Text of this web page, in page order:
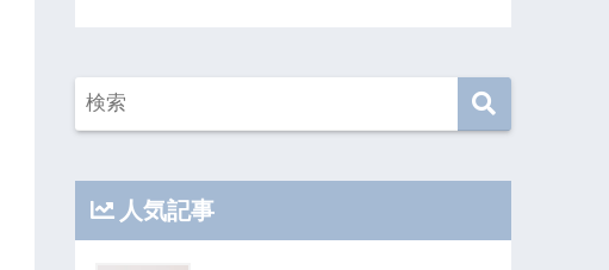
人気記事